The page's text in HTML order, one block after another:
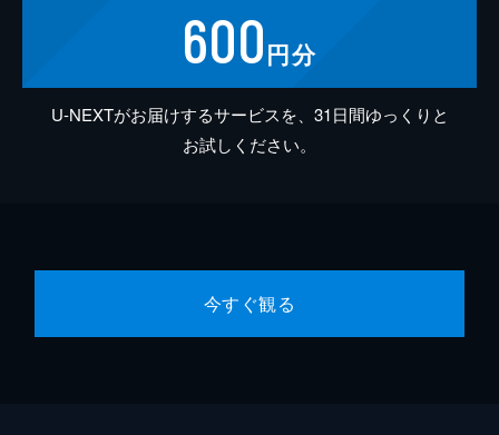
600円分
U-NEXTがお届けするサービスを、31日間ゆっくりと
お試しください。
今すぐ観る